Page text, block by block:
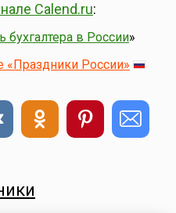
Calend.ru:
бухгалтера в России»
«Праздники России»